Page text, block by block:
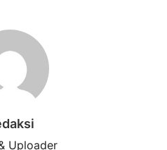
Uploader